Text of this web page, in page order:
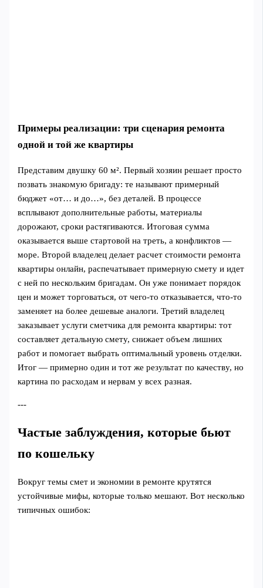
Примеры реализации: три сценария ремонта
одной и той же квартиры
Представим двушку 60 м². Первый хозяин решает просто
позвать знакомую бригаду: те называют примерный
бюджет «от… и до…», без деталей. В процессе
всплывают дополнительные работы, материалы
дорожают, сроки растягиваются. Итоговая сумма
оказывается выше стартовой на треть, а конфликтов —
море. Второй владелец делает расчет стоимости ремонта
квартиры онлайн, распечатывает примерную смету и идет
с ней по нескольким бригадам. Он уже понимает порядок
цен и может торговаться, от чего-то отказываетcя, что-то
заменяет на более дешевые аналоги. Третий владелец
заказывает услуги сметчика для ремонта квартиры: тот
составляет детальную смету, снижает объем лишних
работ и помогает выбрать оптимальный уровень отделки.
Итог — примерно один и тот же результат по качеству, но
картина по расходам и нервам у всех разная.
---
Частые заблуждения, которые бьют
по кошельку
Вокруг темы смет и экономии в ремонте крутятся
устойчивые мифы, которые только мешают. Вот несколько
типичных ошибок: